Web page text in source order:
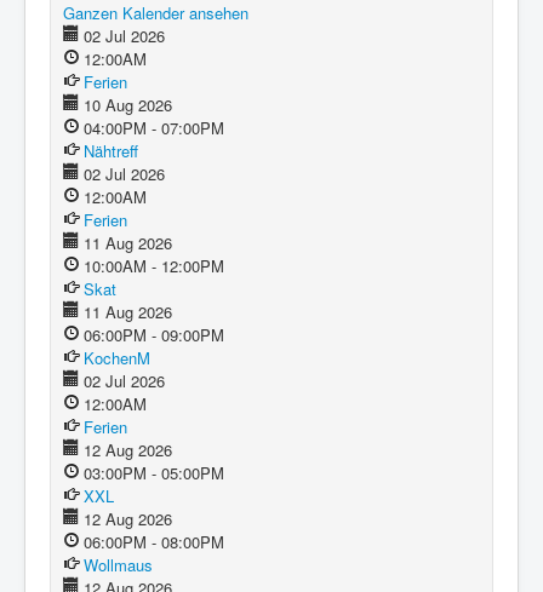
Ganzen Kalender ansehen
02 Jul 2026
12:00AM
Ferien
10 Aug 2026
04:00PM - 07:00PM
Nähtreff
02 Jul 2026
12:00AM
Ferien
11 Aug 2026
10:00AM - 12:00PM
Skat
11 Aug 2026
06:00PM - 09:00PM
KochenM
02 Jul 2026
12:00AM
Ferien
12 Aug 2026
03:00PM - 05:00PM
XXL
12 Aug 2026
06:00PM - 08:00PM
Wollmaus